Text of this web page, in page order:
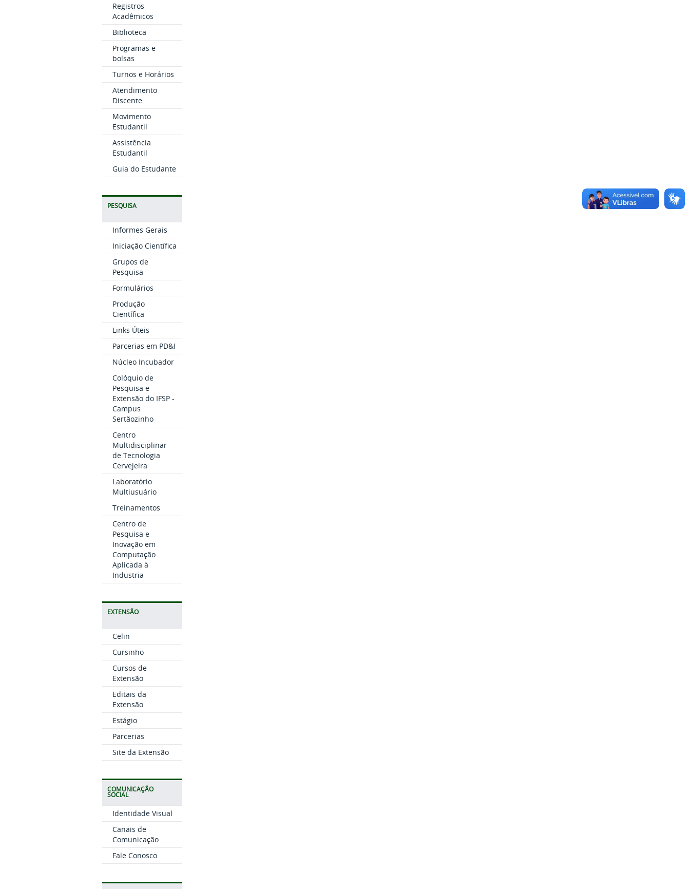
Registros
Acadêmicos
Biblioteca
Programas e
bolsas
Turnos e Horários
Atendimento
Discente
Movimento
Estudantil
Assistência
Estudantil
Guia do Estudante
PESQUISA
Informes Gerais
Iniciação Científica
Grupos de
Pesquisa
Formulários
Produção
Científica
Links Úteis
Parcerias em PD&I
Núcleo Incubador
Colóquio de
Pesquisa e
Extensão do IFSP -
Campus
Sertãozinho
Centro
Multidisciplinar
de Tecnologia
Cervejeira
Laboratório
Multiusuário
Treinamentos
Centro de
Pesquisa e
Inovação em
Computação
Aplicada à
Industria
EXTENSÃO
Celin
Cursinho
Cursos de
Extensão
Editais da
Extensão
Estágio
Parcerias
Site da Extensão
COMUNICAÇÃO
SOCIAL
Identidade Visual
Canais de
Comunicação
Fale Conosco